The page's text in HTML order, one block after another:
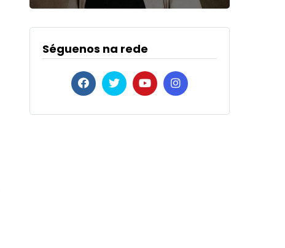
Séguenos na rede